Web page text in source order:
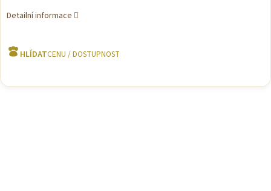
Detailní informace
HLÍDAT